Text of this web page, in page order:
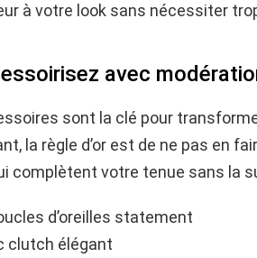
à votre look sans nécessiter
avec
sont la clé pour
la règle d’or est de ne pas en
complètent votre tenue sans la
d’oreilles statement
clutch élégant